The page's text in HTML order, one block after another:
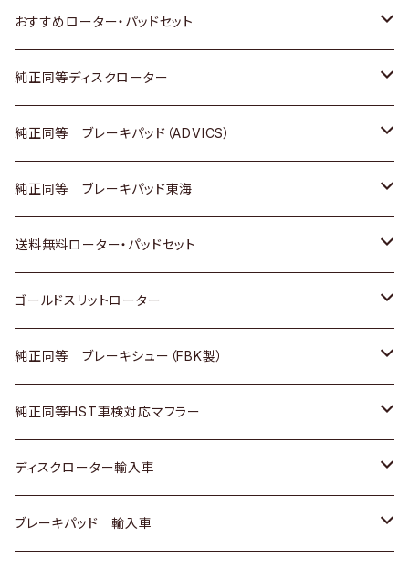
ダイハツ
マツダ
三菱
スバル
日野
三菱ふそう
ＢＭＷ
いすゞ
ダイハツ
マツダ
三菱
日野
三菱ふそう
いすゞ
ダイハツ
三菱
日野
三菱ふそう
その他
スズキ
日産
ダイハツ
マツダ
三菱
スバル
ホンダ
スズキ
日産
いすゞ
ダイハツ
マツダ
三菱
スバル
トヨタ
日産
いすゞ
ダイハツ
マツダ
三菱
おすすめローター・パッドセット
トヨタ
ホンダ
スズキ
日産
ダイハツ
マツダ
三菱
スバル
純正同等ディスクローター
トヨタ
ホンダ
スズキ
日産
いすゞ
ダイハツ
マツダ
三菱
純正同等 ブレーキパッド（ADVICS）
トヨタ
ホンダ
スズキ
日産
ダイハツ
マツダ
三菱
純正同等 ブレーキパッド東海
トヨタ
ホンダ
日産
いすゞ
ダイハツ
マツダ
送料無料ローター・パッドセット
トヨタ
ホンダ
スズキ
日産
ダイハツ
ゴールドスリットローター
トヨタ
ホンダ
スズキ
日産
純正同等 ブレーキシュー（FBK製）
ホンダ
スズキ
日産
純正同等HST車検対応マフラー
トヨタ
ホンダ
ディスクローター輸入車
ＡＵＤＩ
ブレーキパッド 輸入車